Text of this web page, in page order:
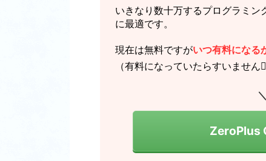
いきなり数十万するプログラミン
に最適です。
現在は無料ですがいつ有料になる
（有料になっていたらすいません
ZeroPlus